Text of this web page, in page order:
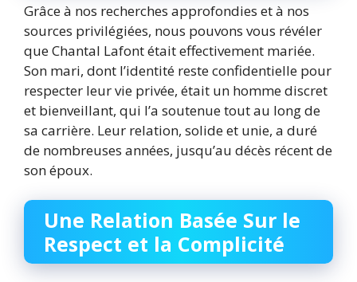
Grâce à nos recherches approfondies et à nos
sources privilégiées, nous pouvons vous révéler
que Chantal Lafont était effectivement mariée.
Son mari, dont l’identité reste confidentielle pour
respecter leur vie privée, était un homme discret
et bienveillant, qui l’a soutenue tout au long de
sa carrière. Leur relation, solide et unie, a duré
de nombreuses années, jusqu’au décès récent de
son époux.
Une Relation Basée Sur le
Respect et la Complicité